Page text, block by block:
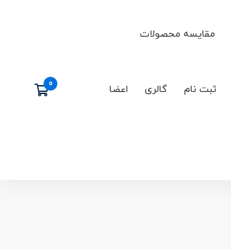
مقایسه محصولات
ثبت نام گالری اعضا